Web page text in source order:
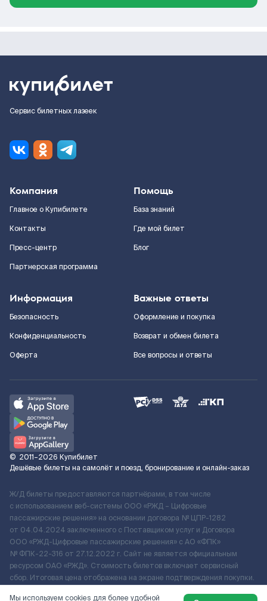
Сервис билетных лазеек
Компания
Главное о Купибилете
Контакты
Пресс-центр
Партнерская программа
Помощь
База знаний
Где мой билет
Блог
Информация
Безопасность
Конфиденциальность
Оферта
Важные ответы
Оформление и покупка
Возврат и обмен билета
Все вопросы и ответы
© 2011–2026 Купибилет
Дешёвые билеты на самолёт и поезд, бронирование и онлайн-заказ
Ж/Д билеты предоставляются партнёрами, в том числе
с использованием веб-системы ООО «РЖД – Цифровые
пассажирские решения» на основании договора № ЦПР-1282
от 04.04.2024 заключенного с Поставщиком услуг и Договора
ООО «РЖД-Цифровые пассажирские решения» c АО «ФПК»
№ ФПК-22-316 от 27.12.2022 г. Сайт не является официальным
ресурсом ОАО «РЖД». Стоимость билетов включает сервисный
сбор. Итоговая цена отображена на экране подтверждения покупки.
Мы используем cookies для более удобной